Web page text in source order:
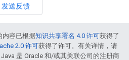
发送反馈
内容已根据知识共享署名 4.0 许可获得了
2.0 许可获得了许可。有关详情，请
Java 是 Oracle 和/或其关联公司的注册商